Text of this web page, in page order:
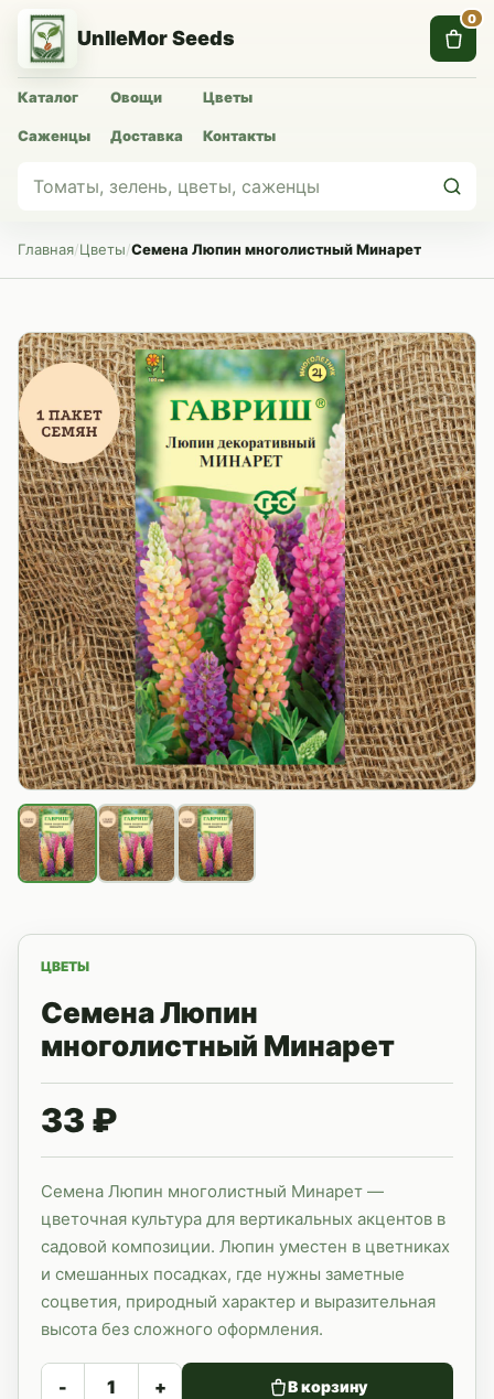
UnlleMor Seeds
Каталог Овощи Цветы
Саженцы Доставка Контакты
0
Главная/Цветы/Семена Люпин многолистный Минарет
ЦВЕТЫ
Семена Люпин
многолистный Минарет
33 ₽
Семена Люпин многолистный Минарет —
цветочная культура для вертикальных акцентов в
садовой композиции. Люпин уместен в цветниках
и смешанных посадках, где нужны заметные
соцветия, природный характер и выразительная
высота без сложного оформления.
- + В корзину